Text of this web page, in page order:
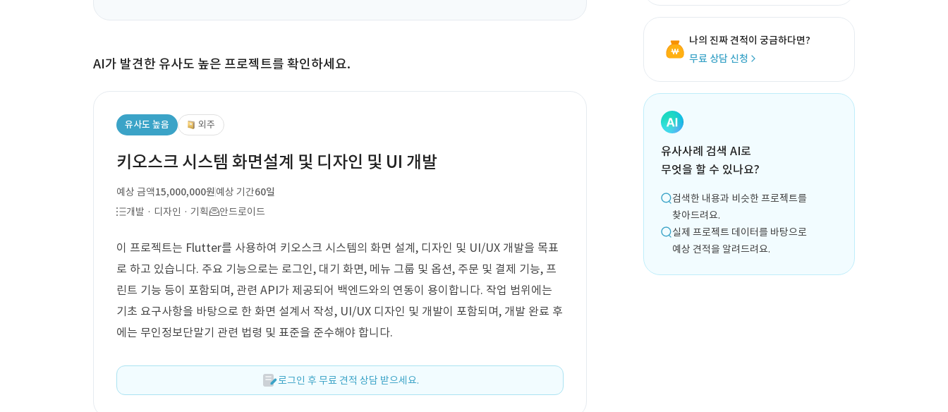
AI가 발견한 유사도 높은 프로젝트를 확인하세요.
유사도 높음 외주
키오스크 시스템 화면설계 및 디자인 및 UI 개발
예상 금액15,000,000원예상 기간60일
개발 · 디자인 · 기획
안드로이드
이 프로젝트는 Flutter를 사용하여 키오스크 시스템의 화면 설계, 디자인 및 UI/UX 개발을 목표
로 하고 있습니다. 주요 기능으로는 로그인, 대기 화면, 메뉴 그룹 및 옵션, 주문 및 결제 기능, 프
린트 기능 등이 포함되며, 관련 API가 제공되어 백엔드와의 연동이 용이합니다. 작업 범위에는
기초 요구사항을 바탕으로 한 화면 설계서 작성, UI/UX 디자인 및 개발이 포함되며, 개발 완료 후
에는 무인정보단말기 관련 법령 및 표준을 준수해야 합니다.
로그인 후 무료 견적 상담 받으세요.
나의 진짜 견적이 궁금하다면?
무료 상담 신청
유사사례 검색 AI로
무엇을 할 수 있나요?
검색한 내용과 비슷한 프로젝트를
찾아드려요.
실제 프로젝트 데이터를 바탕으로
예상 견적을 알려드려요.